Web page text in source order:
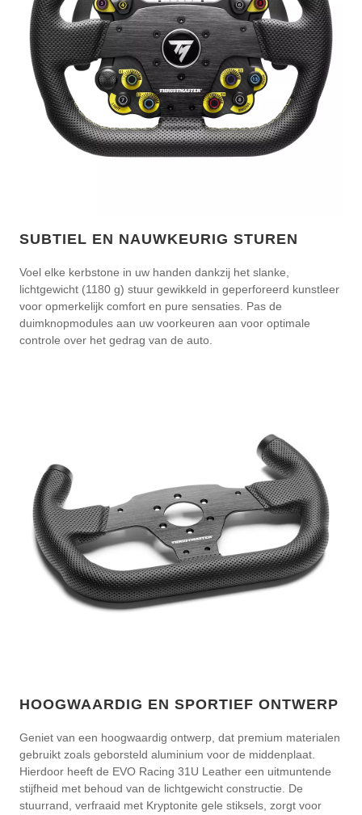
SUBTIEL EN NAUWKEURIG STUREN
Voel elke kerbstone in uw handen dankzij het slanke,
lichtgewicht (1180 g) stuur gewikkeld in geperforeerd kunstleer
voor opmerkelijk comfort en pure sensaties. Pas de
duimknopmodules aan uw voorkeuren aan voor optimale
controle over het gedrag van de auto.
HOOGWAARDIG EN SPORTIEF ONTWERP
Geniet van een hoogwaardig ontwerp, dat premium materialen
gebruikt zoals geborsteld aluminium voor de middenplaat.
Hierdoor heeft de EVO Racing 31U Leather een uitmuntende
stijfheid met behoud van de lichtgewicht constructie. De
stuurrand, verfraaid met Kryptonite gele stiksels, zorgt voor